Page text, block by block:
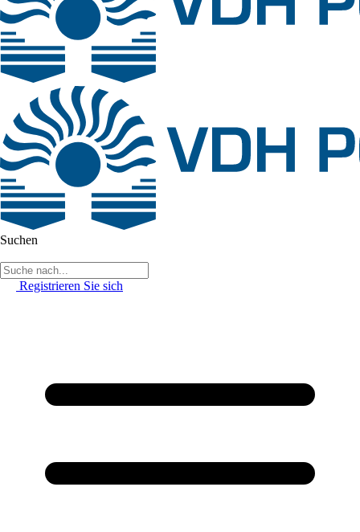
Suchen
Registrieren Sie sich